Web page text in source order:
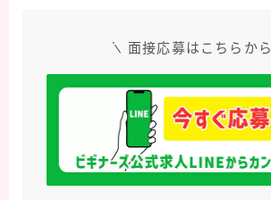
面接応募はこちらから